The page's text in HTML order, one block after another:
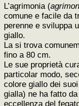
L’agrimonia (
comune e facile da
perenne e sviluppa
giallo.
La si trova
fino a 80 cm.
Le sue proprietà
particolar modo,
colore giallo dei
gialla) ne ha fatto
eccellenza del